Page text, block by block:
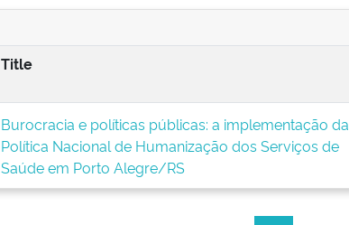
Title
Burocracia e políticas públicas: a implementação da
Política Nacional de Humanização dos Serviços de
Saúde em Porto Alegre/RS